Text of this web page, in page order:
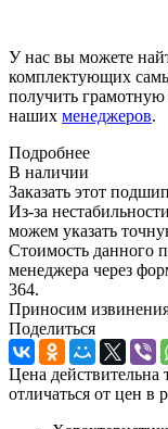
У нас вы можете
комплектующих
получить грамотную
наших менеджеров.
Подробнее
В наличии
Заказать этот
Из-за
можем указать
Стоимость данного
менеджера через
364.
Приносим извинения
Поделиться
Цена действительна
отличаться от цен в